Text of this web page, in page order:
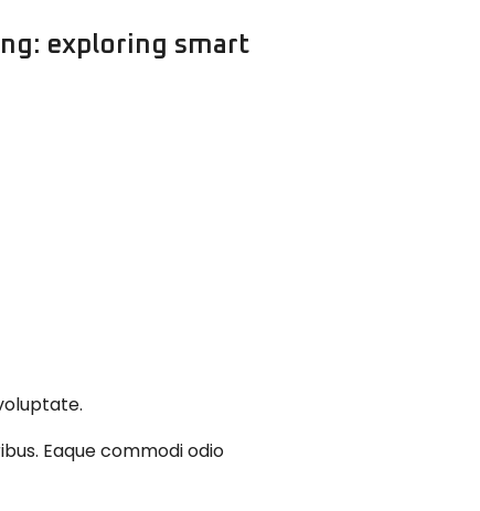
exploring smart
Eaque commodi odio